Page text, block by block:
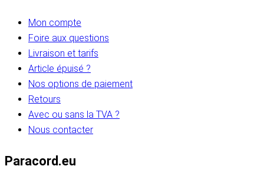
Mon compte
Foire aux questions
Livraison et tarifs
Article épuisé ?
Nos options de paiement
Retours
Avec ou sans la TVA ?
Nous contacter
Paracord.eu